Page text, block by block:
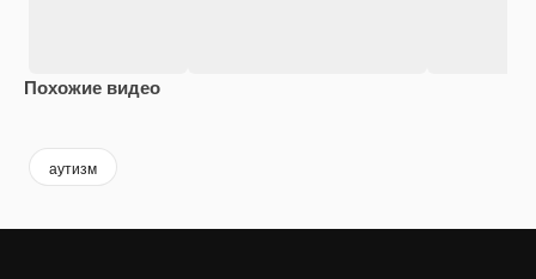
Похожие видео
аутизм